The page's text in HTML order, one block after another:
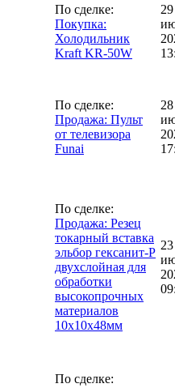
По сделке:
Покупка:
Холодильник
Kraft KR-50W
29
По сделке:
Продажа: Пульт
от телевизора
Funai
28
По сделке:
Продажа: Резец
токарный вставка
эльбор гексанит-Р
двухслойная для
обработки
высокопрочных
материалов
10х10х48мм
23
По сделке: